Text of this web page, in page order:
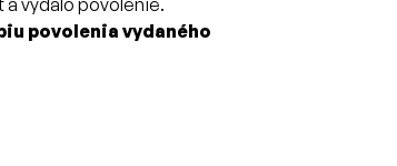
povolenia vydaného